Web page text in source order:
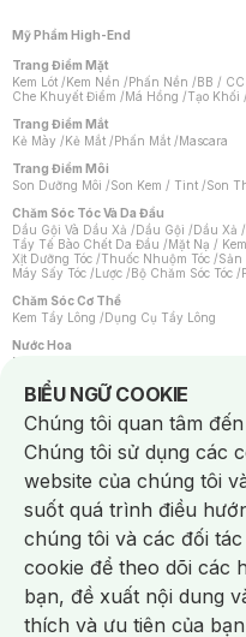
Mỹ Phẩm High-End
Trang Điểm Mặt
Kem Lót /Kem Nền /Phấn Nền /BB /
Che Khuyết Điểm /Má Hồng /Tạo Khối
Trang Điểm Mắt
Kẻ Mày /Kẻ Mắt /Phấn Mắt /Mascara
Trang Điểm Môi
Son Dưỡng Môi /Son Kem / Tint /Son
Chăm Sóc Tóc Và Da Đầu
Dầu Gội Và Dầu Xả /Dầu Gội /Dầu Xả /
Tẩy Tế Bào Chết Da Đầu /Mặt Nạ /
Xịt Dưỡng Tóc /Thuốc Nhuộm Tóc /Sản
Máy Sấy Tóc /Lược /Bộ Chăm Sóc Tóc /
Chăm Sóc Cơ Thể
Kem Tẩy Lông /Dụng Cụ Tẩy Lông
Nước Hoa
Nước Hoa Nữ
Chăm Sóc Cá Nhân
Chống Muỗi /Khẩu Trang /Máy
Sản Phẩm Chăm Sóc Khác /Bàn Chải
Hỗ Trợ Trắng Răng/Kem Đánh Răng /
Tăm / Chỉ Nha Khoa/ Xịt Thơm Miệng /
Khăn Ướt Vệ Sinh Vùng Kín/Băng Vệ
Máy Cạo Râu
Vấn Đề Về Da
Da Dầu / Lỗ Chân Lông To/ Da Khô /
Da Nhạy Cảm / Kích Ứng
Da Xỉn Màu
Quầng Thâm & Bọng Mắt /Sẹo /Viêm
Dụng Cụ / Phụ Kiện Chăm Sóc Da
Bông Tẩy Trang
Khăn Lau Mặt Khô
Dụng Cụ Chăm Sóc Khác
BIỂU NGỮ COOKIE
Notice about cookies usage
Chúng tôi quan tâm
Chúng tôi sử dụng các
website của chúng tôi
suốt quá trình điều
chúng tôi và các đối
cookie để theo dõi các
bạn, đề xuất nội dung
thích và ưu tiên của